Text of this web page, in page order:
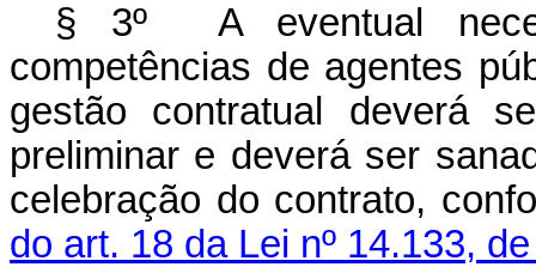
§ 3º A eventual
competências de agentes
gestão contratual deverá
preliminar e deverá ser
celebração do contrato,
do art. 18 da Lei nº 14.133,